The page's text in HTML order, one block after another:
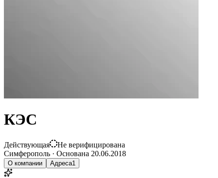
КЭС
Действующая
Не верифицирована
Симферополь · Основана 20.06.2018
О компании Адреса1